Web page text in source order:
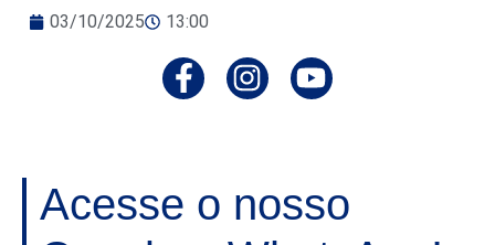
03/10/2025 13:00
Acesse o nosso